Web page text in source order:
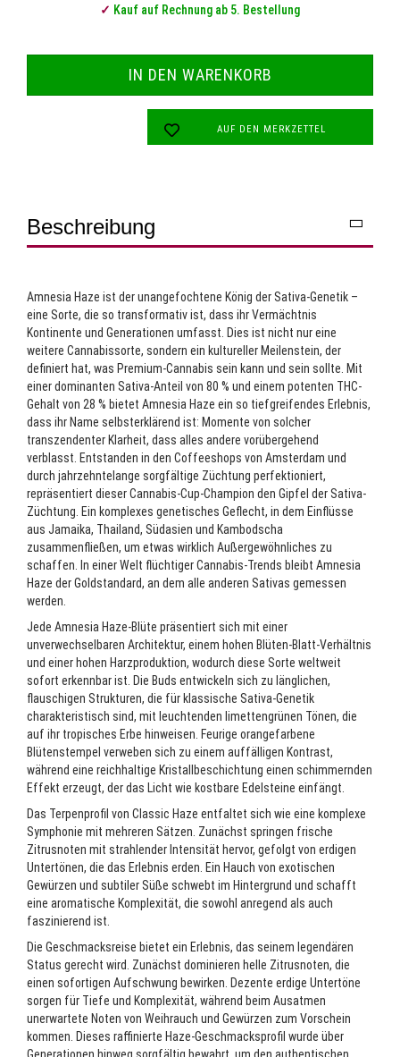
✓ Kauf auf Rechnung ab 5. Bestellung
AUF DEN MERKZETTEL
Beschreibung
Amnesia Haze ist der unangefochtene König der Sativa-Genetik –
eine Sorte, die so transformativ ist, dass ihr Vermächtnis
Kontinente und Generationen umfasst. Dies ist nicht nur eine
weitere Cannabissorte, sondern ein kultureller Meilenstein, der
definiert hat, was Premium-Cannabis sein kann und sein sollte. Mit
einer dominanten Sativa-Anteil von 80 % und einem potenten THC-
Gehalt von 28 % bietet Amnesia Haze ein so tiefgreifendes Erlebnis,
dass ihr Name selbsterklärend ist: Momente von solcher
transzendenter Klarheit, dass alles andere vorübergehend
verblasst. Entstanden in den Coffeeshops von Amsterdam und
durch jahrzehntelange sorgfältige Züchtung perfektioniert,
repräsentiert dieser Cannabis-Cup-Champion den Gipfel der Sativa-
Züchtung. Ein komplexes genetisches Geflecht, in dem Einflüsse
aus Jamaika, Thailand, Südasien und Kambodscha
zusammenfließen, um etwas wirklich Außergewöhnliches zu
schaffen. In einer Welt flüchtiger Cannabis-Trends bleibt Amnesia
Haze der Goldstandard, an dem alle anderen Sativas gemessen
werden.
Jede Amnesia Haze-Blüte präsentiert sich mit einer
unverwechselbaren Architektur, einem hohen Blüten-Blatt-Verhältnis
und einer hohen Harzproduktion, wodurch diese Sorte weltweit
sofort erkennbar ist. Die Buds entwickeln sich zu länglichen,
flauschigen Strukturen, die für klassische Sativa-Genetik
charakteristisch sind, mit leuchtenden limettengrünen Tönen, die
auf ihr tropisches Erbe hinweisen. Feurige orangefarbene
Blütenstempel verweben sich zu einem auffälligen Kontrast,
während eine reichhaltige Kristallbeschichtung einen schimmernden
Effekt erzeugt, der das Licht wie kostbare Edelsteine einfängt.
Das Terpenprofil von Classic Haze entfaltet sich wie eine komplexe
Symphonie mit mehreren Sätzen. Zunächst springen frische
Zitrusnoten mit strahlender Intensität hervor, gefolgt von erdigen
Untertönen, die das Erlebnis erden. Ein Hauch von exotischen
Gewürzen und subtiler Süße schwebt im Hintergrund und schafft
eine aromatische Komplexität, die sowohl anregend als auch
faszinierend ist.
Die Geschmacksreise bietet ein Erlebnis, das seinem legendären
Status gerecht wird. Zunächst dominieren helle Zitrusnoten, die
einen sofortigen Aufschwung bewirken. Dezente erdige Untertöne
sorgen für Tiefe und Komplexität, während beim Ausatmen
unerwartete Noten von Weihrauch und Gewürzen zum Vorschein
kommen. Dieses raffinierte Haze-Geschmacksprofil wurde über